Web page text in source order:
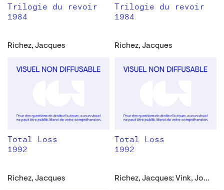
Trilogie du revoir
1984
Trilogie du revoir
1984
Richez, Jacques
Total Loss
1992
Richez, Jacques
Total Loss
1992
Richez, Jacques Richez, Jacques; Vink, John